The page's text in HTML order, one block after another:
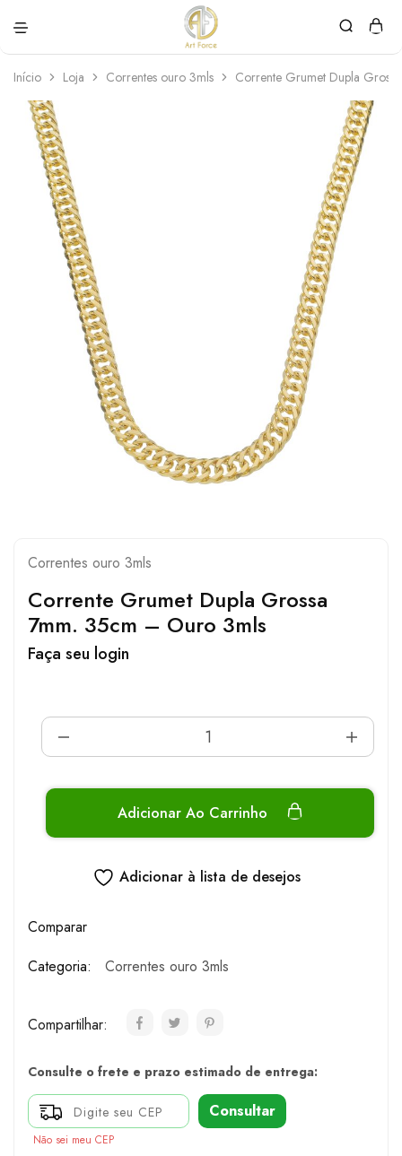
Force
personalizadas
Início Loja Correntes ouro 3mls Corrente Grumet Dupla
Correntes ouro 3mls
Corrente Grumet Dupla Grossa
7mm. 35cm – Ouro 3mls
Faça seu login
Adicionar Ao Carrinho
Adicionar à lista de desejos
Comparar
Categoria:
Correntes ouro 3mls
Compartilhar:
Consulte o frete e prazo estimado de entrega:
Consultar
Não sei meu CEP